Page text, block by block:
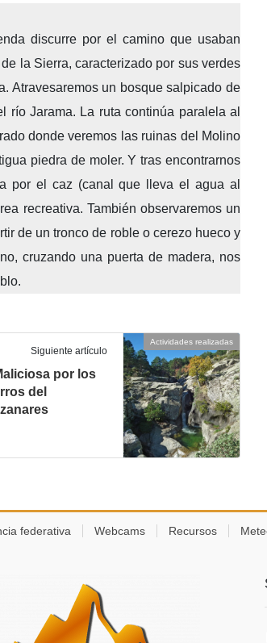
discurre por el camino que usaban
la Sierra, caracterizado por sus verdes
Atravesaremos un bosque salpicado de
río Jarama. La ruta continúa paralela al
donde veremos las ruinas del Molino
piedra de moler. Y tras encontrarnos
por el caz (canal que lleva el agua al
recreativa. También observaremos un
de un tronco de roble o cerezo hueco y
cruzando una puerta de madera, nos
Actividades realizadas
Siguiente artículo
por los
del
federativa Webcams Recursos